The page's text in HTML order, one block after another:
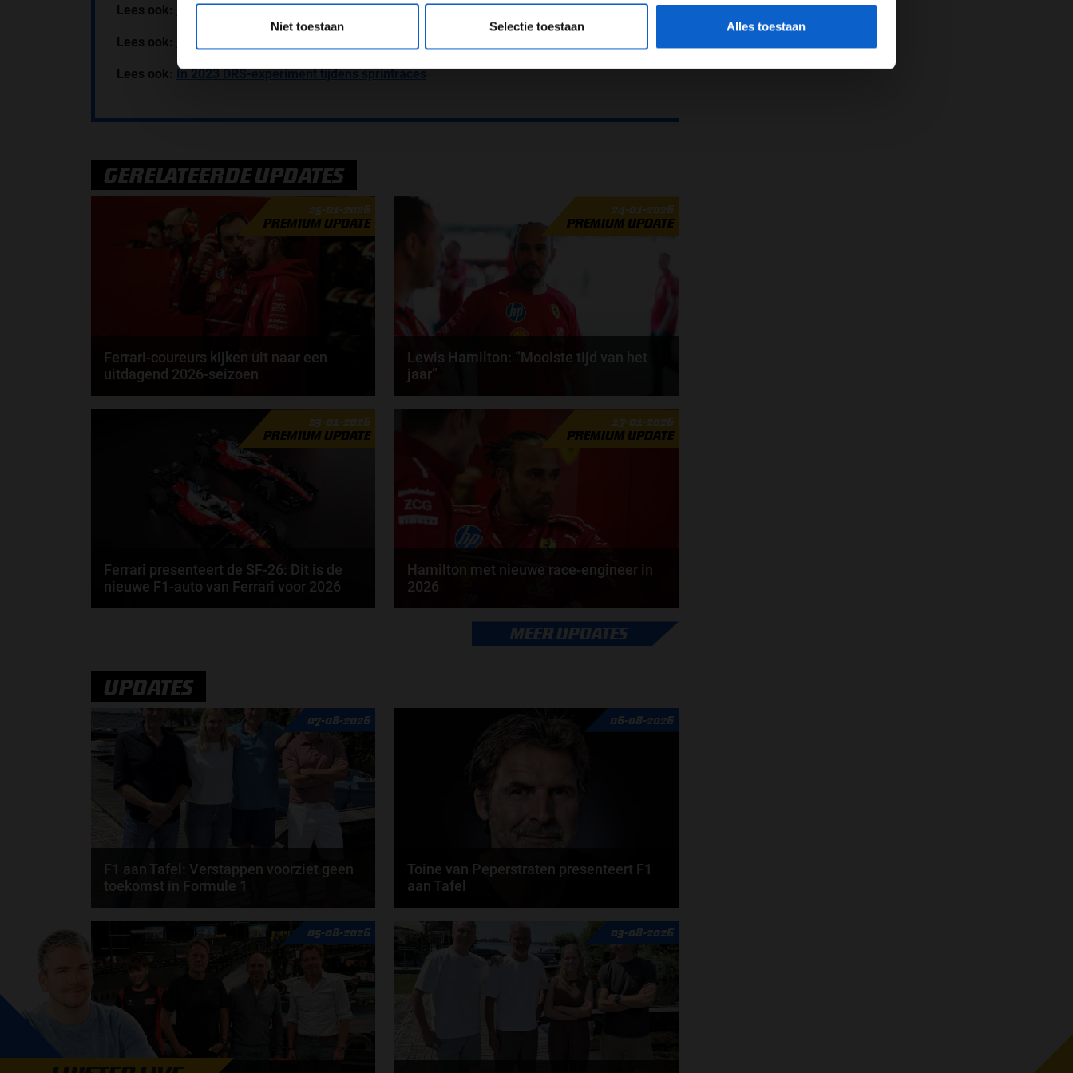
Niet toestaan Selectie toestaan Alles toestaan
Lees ook: Max Verstappen pakt pole in Red Bull-show op Yas Marina
Lees ook:
Lees ook: In 2023 DRS-experiment tijdens sprintraces
GERELATEERDE UPDATES
25-01-2026
PREMIUM UPDATE
Ferrari-coureurs kijken uit naar een
uitdagend 2026-seizoen
Lewis Hamilton rijdt in 2027 al 20 jaar in de Formule
1. Toch geeft de Brit aan dat 2026 misschien...
Elvira Kieboom
24-01-2026
PREMIUM UPDATE
Lewis Hamilton: “Mooiste tijd van het
jaar”
Het Formule 1-seizoen van 2026 staat op het punt
van beginnen, volgens Lewis Hamilton is dat de...
door
23-01-2026
PREMIUM UPDATE
Ferrari presenteert de SF-26: Dit is de
nieuwe F1-auto van Ferrari voor 2026
doorJarlo van der Vloed
17-01-2026
PREMIUM UPDATE
Hamilton met nieuwe race-engineer in
2026
Lewis Hamilton krijgt in 2026 een nieuwe race-
engineer. Over de boordradio zal er komend seizoen
MEER UPDATES
UPDATES
07-08-2026
F1 aan Tafel: Verstappen voorziet geen
toekomst in Formule 1
Max Verstappen wil géén Formule 1-team, de FIA en
de motorfabrikanten zaten niet op één lijn en...
de redactie van Grand Prix Radio
06-08-2026
Toine van Peperstraten presenteert F1
aan Tafel
Rob van Someren, Beitske Visser en Frans
Verschuur schuiven aan in de nieuwe F1 aan Tafel.
Iedere...
door
05-08-2026 03-08-2026
*Raadpleeg onsprivacybeleidvoor meer informatie over gegevensgebruik en -bescherming.